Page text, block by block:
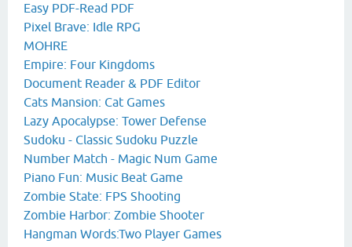
Easy PDF-Read PDF
Pixel Brave: Idle RPG
MOHRE
Empire: Four Kingdoms
Document Reader & PDF Editor
Cats Mansion: Cat Games
Lazy Apocalypse: Tower Defense
Sudoku - Classic Sudoku Puzzle
Number Match - Magic Num Game
Piano Fun: Music Beat Game
Zombie State: FPS Shooting
Zombie Harbor: Zombie Shooter
Hangman Words:Two Player Games